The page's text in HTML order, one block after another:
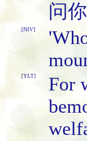
问
[NIV]
[YLT]
For